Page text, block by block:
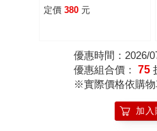
定價 380 元
優惠時間：2026/
優惠組合價： 75
※實際價格依購物
加入